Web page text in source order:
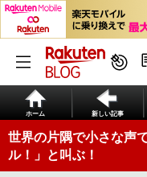
ホーム 新しい記事
世界の片隅で小さな声
ル！」と叫ぶ！